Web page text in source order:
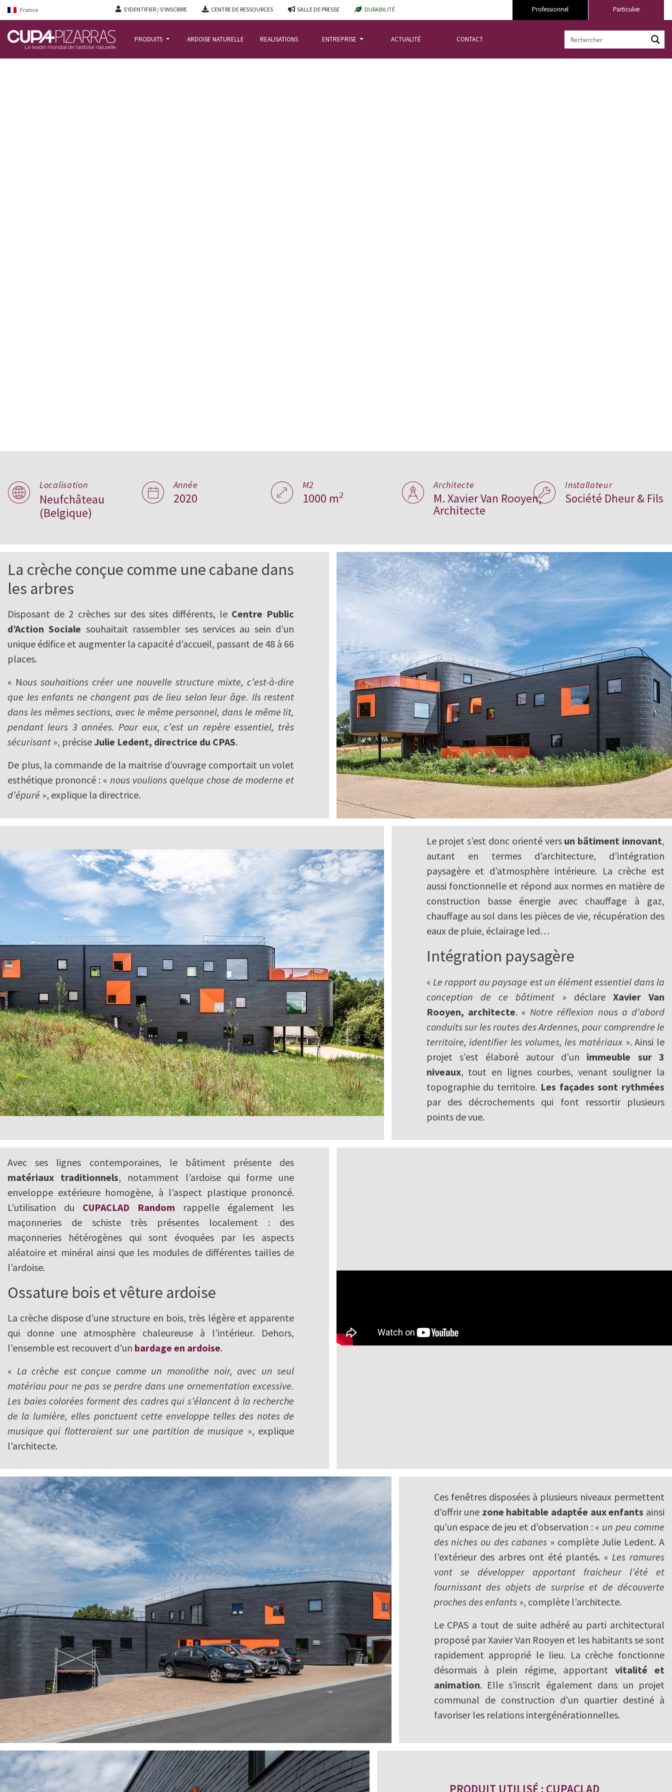
France S'IDENTIFIER / S'INSCRIRE CENTRE DE RESSOURCES SALLE DE PRESSE DURABILITÉ Particulier
Professionnel
PRODUITS ARDOISE NATURELLE REALISATIONS ENTREPRISE ACTUALITÉ CONTACT
Au creux des branches,
Belgique
Localisation
Neufchâteau
(Belgique)
Année
2020
M2
1000 m2
Architecte
M. Xavier Van Rooyen,
Architecte
Installateur
Société Dheur & Fils
La crèche conçue comme une cabane dans
les arbres
Disposant de 2 crèches sur des sites différents, le Centre Public
d’Action Sociale souhaitait rassembler ses services au sein d’un
unique édifice et augmenter la capacité d’accueil, passant de 48 à 66
places.
« Nous souhaitions créer une nouvelle structure mixte, c’est-à-dire
que les enfants ne changent pas de lieu selon leur âge. Ils restent
dans les mêmes sections, avec le même personnel, dans le même lit,
pendant leurs 3 années. Pour eux, c’est un repère essentiel, très
sécurisant », préciseJulie Ledent, directrice du CPAS.
De plus, la commande de la maitrise d’ouvrage comportait un volet
esthétique prononcé : «nous voulions quelque chose de moderne et
d’épuré », explique la directrice.
Le projet s’est donc orienté vers un bâtiment innovant,
autant en termes d’architecture, d’intégration
paysagère et d’atmosphère intérieure. La crèche est
aussi fonctionnelle et répond aux normes en matière de
construction basse énergie avec chauffage à gaz,
chauffage au sol dans les pièces de vie, récupération des
eaux de pluie, éclairage led…
Intégration paysagère
« Le rapport au paysage est un élément essentiel dans la
conception de ce bâtiment» déclare Xavier Van
Rooyen, architecte. « Notre réflexion nous a d’abord
conduits sur les routes des Ardennes, pour comprendre le
territoire, identifier les volumes, les matériaux». Ainsi le
projet s’est élaboré autour d’un immeuble sur 3
niveaux, tout en lignes courbes, venant souligner la
topographie du territoire. Les façades sont rythmées
par des décrochements qui font ressortir plusieurs
points de vue.
Avec ses lignes contemporaines, le bâtiment présente des
matériaux traditionnels, notamment l’ardoise qui forme une
enveloppe extérieure homogène, à l’aspect plastique prononcé.
L’utilisation du CUPACLAD Random rappelle également les
maçonneries de schiste très présentes localement : des
maçonneries hétérogènes qui sont évoquées par les aspects
aléatoire et minéral ainsi que les modules de différentes tailles de
l’ardoise.
Ossature bois et vêture ardoise
La crèche dispose d’une structure en bois, très légère et apparente
qui donne une atmosphère chaleureuse à l’intérieur. Dehors,
l’ensemble est recouvert d’un bardage en ardoise.
« La crèche est conçue comme un monolithe noir, avec un seul
matériau pour ne pas se perdre dans une ornementation excessive.
Les baies colorées forment des cadres qui s’élancent à la recherche
de la lumière, elles ponctuent cette enveloppe telles des notes de
musique qui flotteraient sur une partition de musique », explique
l’architecte.
Ces fenêtres disposées à plusieurs niveaux permettent
d’offrir une zone habitable adaptée aux enfants ainsi
qu’un espace de jeu et d’observation : « un peu comme
des niches ou des cabanes» complète Julie Ledent. A
l’extérieur des arbres ont été plantés. « Les ramures
vont se développer apportant fraicheur l’été et
fournissant des objets de surprise et de découverte
proches des enfants», complète l’architecte.
Le CPAS a tout de suite adhéré au parti architectural
proposé par Xavier Van Rooyen et les habitants se sont
rapidement approprié le lieu. La crèche fonctionne
désormais à plein régime, apportant vitalité et
animation. Elle s’inscrit également dans un projet
communal de construction d’un quartier destiné à
favoriser les relations intergénérationnelles.
PRODUIT UTILISÉ : CUPACLAD